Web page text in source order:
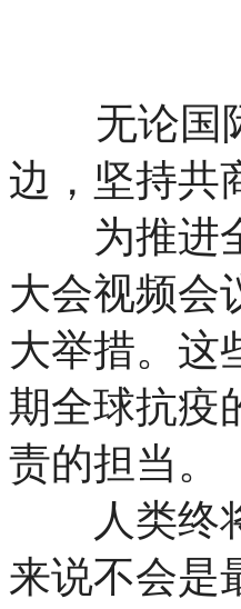
无论国
边，坚持共
为推进全
大会视频会
大举措。这
期全球抗疫
责的担当。
人类终将
来说不会是